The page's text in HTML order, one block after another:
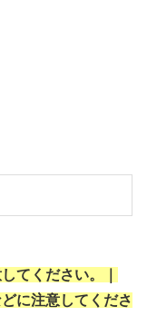
てください。｜
に注意してくださ